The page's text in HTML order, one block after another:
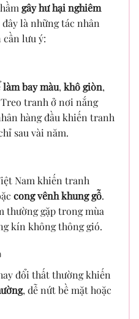
gây hư hại nghiêm
là những tác nhân
cần lưu ý:
làm bay màu, khô giòn,
tranh ở nơi nắng
hàng đầu khiến tranh
sau vài năm.
Nam khiến tranh
cong vênh khung gỗ.
thường gặp trong mùa
kín không thông gió.
đổi thất thường khiến
, dễ nứt bề mặt hoặc